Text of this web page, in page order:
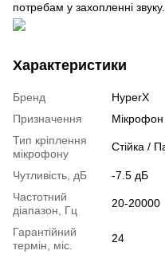
потребам у захопленні звуку.
Характеристики
Бренд
HyperX
Призначення
Мікрофон
Тип кріплення
мікрофону
Стійка /
Чутливість, дБ
-7.5 дБ
Частотний
діапазон, Гц
20-20000
Гарантійний
термін, міс.
24